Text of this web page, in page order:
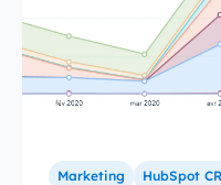
Marketing HubSpot